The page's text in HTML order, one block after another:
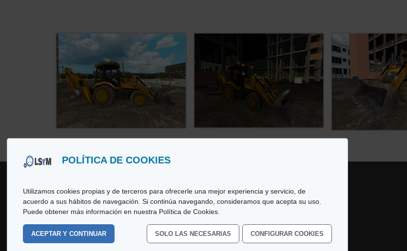
POLÍTICA DE COOKIES
Utilizamos cookies propias y de terceros para ofrecerle una mejor experiencia y servicio, de
acuerdo a sus hábitos de navegación. Si continúa navegando, consideramos que acepta su uso.
Puede obtener más información en nuestra Política de Cookies.
ACEPTAR Y CONTINUAR CONFIGURAR COOKIES
SOLO LAS NECESARIAS
Copyright© 2026 LSyM, Laboratorio de Simulación y Modelado. All